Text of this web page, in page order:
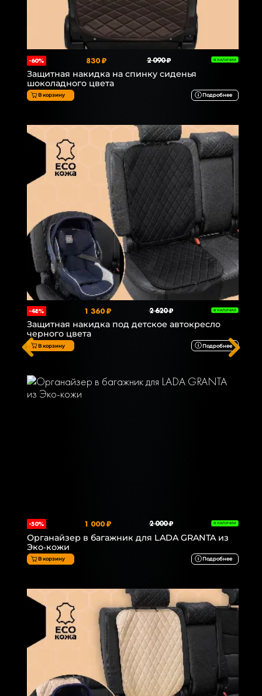
-60% 830 ₽ 2 090 ₽ В НАЛИЧИИ
Защитная накидка на спинку сиденья
шоколадного цвета
В корзину Подробнее
-48% 1 360 ₽ 2 620 ₽ В НАЛИЧИИ
Защитная накидка под детское автокресло
черного цвета
В корзину Подробнее
-50% 1 000 ₽ 2 000 ₽ В НАЛИЧИИ
Органайзер в багажник для LADA GRANTA из
Эко-кожи
В корзину Подробнее